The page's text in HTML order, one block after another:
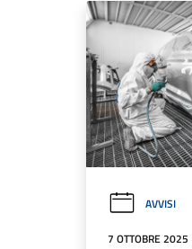
AVVISI
7 OTTOBRE 2025